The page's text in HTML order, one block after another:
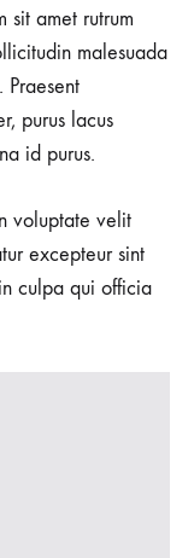
sit amet rutrum
malesuada
Praesent
purus lacus
id purus.
voluptate velit
excepteur sint
culpa qui officia